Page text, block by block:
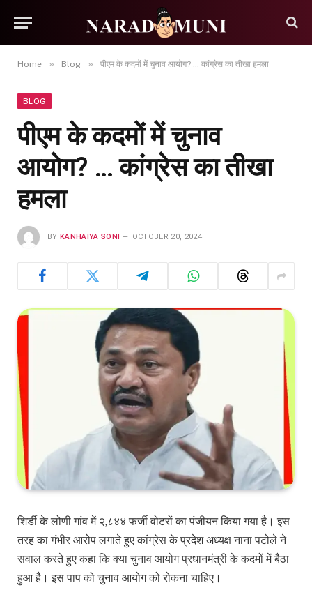
Home » Blog » पीएम के कदमों में चुनाव आयोग? … कांग्रेस का तीखा हमला
BLOG
पीएम के कदमों में चुनाव
आयोग? … कांग्रेस का तीखा
हमला
BY KANHAIYA SONI OCTOBER 20, 2024
शिर्डी के लोणी गांव में २,८४४ फर्जी वोटरों का पंजीयन किया गया है। इस
तरह का गंभीर आरोप लगाते हुए कांग्रेस के प्रदेश अध्यक्ष नाना पटोले ने
सवाल करते हुए कहा कि क्या चुनाव आयोग प्रधानमंत्री के कदमों में बैठा
हुआ है। इस पाप को चुनाव आयोग को रोकना चाहिए।